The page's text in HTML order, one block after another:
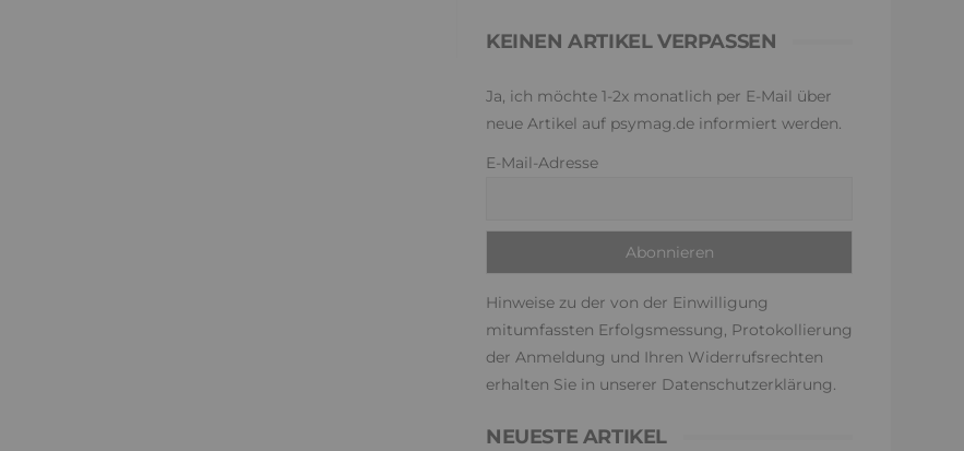
KEINEN ARTIKEL VERPASSEN
Ja, ich möchte 1-2x monatlich per E-Mail über
neue Artikel auf psymag.de informiert werden.
E-Mail-Adresse
Hinweise zu der von der Einwilligung
mitumfassten Erfolgsmessung, Protokollierung
der Anmeldung und Ihren Widerrufsrechten
erhalten Sie in unserer Datenschutzerklärung.
NEUESTE ARTIKEL